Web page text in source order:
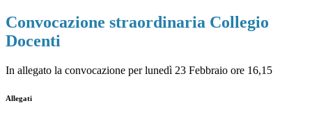
Convocazione straordinaria Collegio
Docenti
In allegato la convocazione per lunedì 23 Febbraio ore 16,15
Allegati